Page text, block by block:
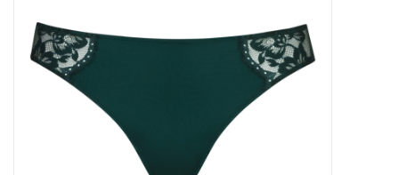
Homewear